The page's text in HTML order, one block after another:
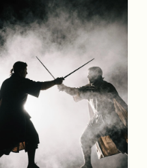
Николай
Кузьма Котрелёв